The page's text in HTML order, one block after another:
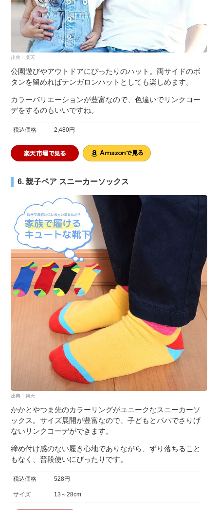
公園遊びやアウトドアにぴったりのハット。両サイドのボ
タンを留めればテンガロンハットとしても楽しめます。
カラーバリエーションが豊富なので、色違いでリンクコー
デをするのもいいですね。
税込価格 2,480円
6. 親子ペア スニーカーソックス
かかとやつま先のカラーリングがユニークなスニーカーソ
ックス。サイズ展開が豊富なので、子どもとパパでさりげ
ないリンクコーデができます。
締め付け感のない履き心地でありながら、ずり落ちること
もなく、普段使いにぴったりです。
税込価格 528円
サイズ 13～28cm